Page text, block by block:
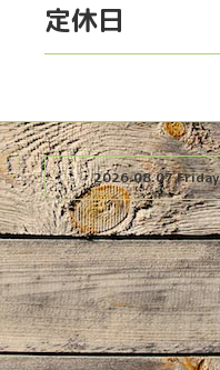
定休日
2026.08.07 Friday